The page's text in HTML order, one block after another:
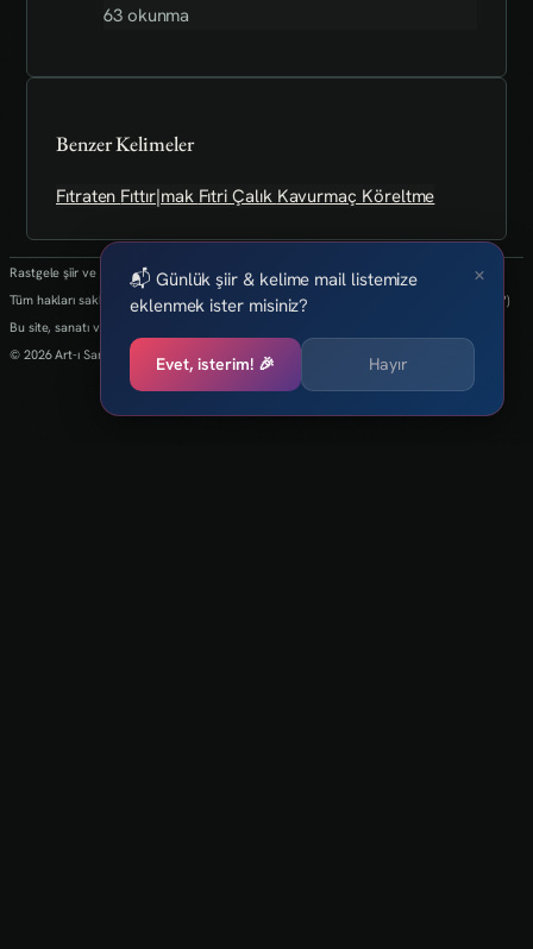
63 okunma
Benzer Kelimeler
Fıtraten Fıttır|mak FıtriÇalık Kavurmaç Köreltme
Rastgele şiir ve kelimeler her 24 saatte bir yenilenmektedir.
Tüm hakları saklıdır.(biz kaybettik bulan varsa info@art-isanat.com.tr'ye mail atabilir mi?)
Bu site, sanatı ve yaratıcılığı dijital dünyaya taşıma arzusu ile kurulmuştur.
© 2026 Art-ı Sanat
×
📬 Günlük şiir & kelime mail listemize
eklenmek ister misiniz?
Evet, isterim! 🎉 Hayır